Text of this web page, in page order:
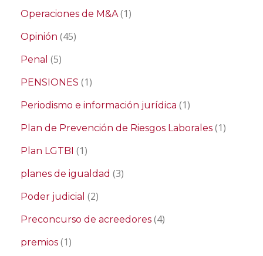
Operaciones de M&A(1)
Opinión (45)
Penal (5)
PENSIONES (1)
Periodismo e información jurídica (1)
Plan de Prevención de Riesgos Laborales (1)
Plan LGTBI (1)
planes de igualdad (3)
Poder judicial (2)
Preconcurso de acreedores (4)
premios (1)